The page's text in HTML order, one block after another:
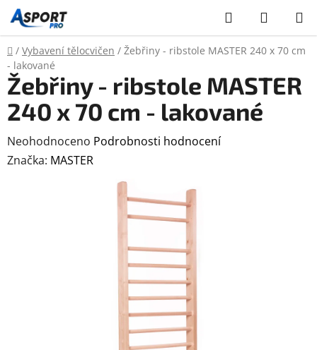
Přejít
na
obsah
Hledat
KOŠÍK
Domů
/ Vybavení tělocvičen / Žebřiny - ribstole MASTER 240 x 70 cm
- lakované
Žebřiny - ribstole MASTER
240 x 70 cm - lakované
Průměrné
hodnocení
Neohodnoceno Podrobnosti hodnocení
Značka: MASTER